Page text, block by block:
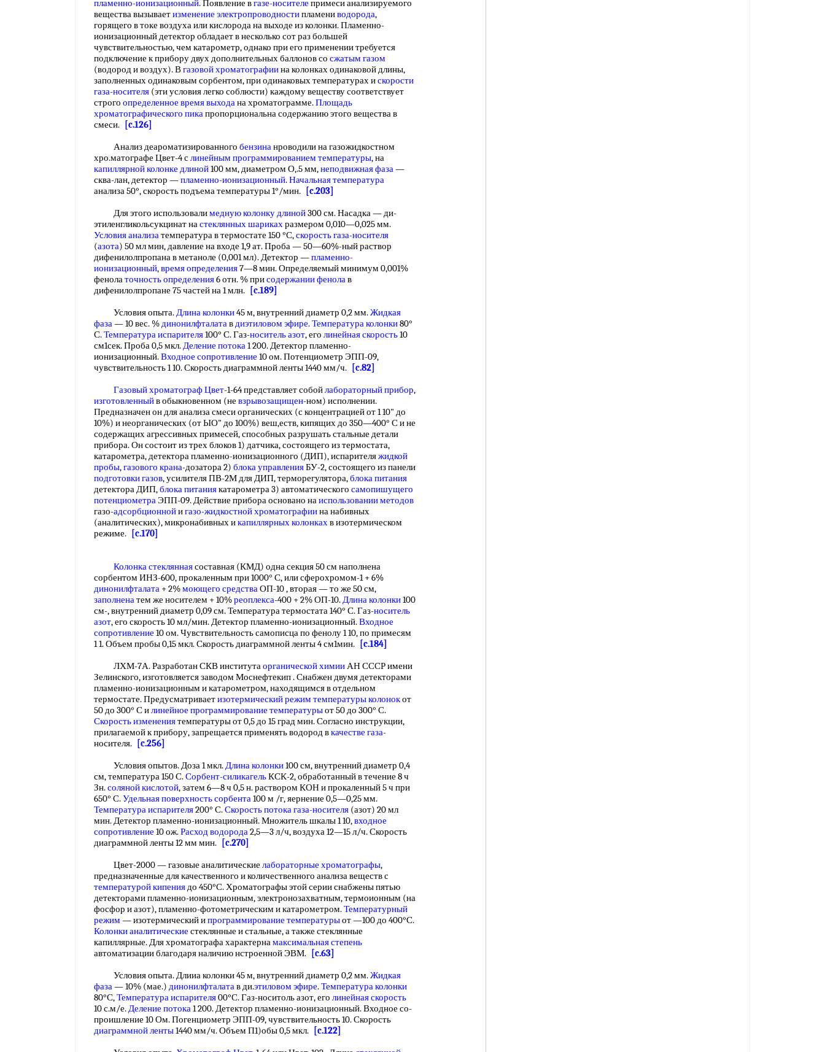
пламенно-ионизационный. Появление вгазе-носителе примеси анализируемого
вещества вызываетизменение электропроводностипламениводорода,
горящего в токе воздуха или кислорода на выходе из колонки. Пламенно-
ионизационный детектор обладает в несколько сот раз большей
чувствительностью, чем катарометр, однако при его применении требуется
подключение к прибору двух дополнительных баллонов со сжатым газом
(водород и воздух). Вгазовой хроматографиина колонках одинаковой длины,
заполненных одинаковым сорбентом, при одинаковых температурах искорости
газа-носителя (эти условия легко соблюсти) каждому веществу соответствует
строго определенное времявыходана хроматограмме.Площадь
хроматографического пикапропорциональна содержанию этого вещества в
смеси.
[c.126]
Анализ деароматизированного бензинанроводили на газожидкостном
хро.матографе Цвет-4 слинейным программированием температуры, на
капиллярной колонке длиной100 мм, диаметром О,.5 мм,неподвижная фаза—
сква-лан, детектор —пламенно-ионизационный.Начальная температура
анализа 50°, скорость подъема температуры 1°/мин.
[c.203]
Для этого использовалимедную колонкудлиной300 см. Насадка — ди-
этиленгликольсукцинат настеклянных шарикахразмером 0,010—0,025 мм.
Условия анализатемпература в термостате 150 °С,скорость газа-носителя
(азота) 50 мл мин, давление на входе 1,9 ат. Проба — 50—60%-ный раствор
дифенилолпропана в метаноле (0,001 мл). Детектор —пламенно-
ионизационный,время определения7—8 мин. Определяемый минимум 0,001%
фенолаточность определения6 отн. % присодержании фенолав
дифенилолпропане 75 частей на 1 млн.
[c.189]
Условия опыта.Длина колонки45 м, внутренний диаметр 0,2 мм.Жидкая
фаза— 10 вес. %динонилфталатавдиэтиловом эфире.Температура колонки80°
С.Температура испарителя100° С. Газ-носитель азот, его линейная скорость10
см1сек. Проба 0,5 мкл.Деление потока1 200. Детектор пламенно-
ионизационный.Входное сопротивление 10 ом. Потенциометр ЭПП-09,
чувствительность 1 10. Скорость диаграммной ленты 1440 мм/ч.
[c.82]
Газовый хроматограф Цвет-1-64 представляет собойлабораторный прибор,
изготовленныйв обыкновенном (не взрывозащищен-ном) исполнении.
Предназначен он для анализа смеси органических (с концентрацией от 1 10" до
10%) и неорганических (от ЫО" до 100%) веш,еств, кипящих до 350—400° С и не
содержащих агрессивных примесей, способных разрушать стальные детали
прибора. Он состоит из трех блоков 1) датчика, состоящего из термостата,
катарометра, детектора пламенно-ионизационного (ДИП), испарителяжидкой
пробы,газового крана-дозатора 2) блока управленияБУ-2, состоящего из панели
подготовки газов, усилителя ПВ-2М для ДИП, терморегулятора,блока питания
детектора ДИП,блока питаниякатарометра 3) автоматического самопишущего
потенциометраЭПП-09. Действие прибора основано наиспользовании методов
газо-адсорбционнойигазо-жидкостной хроматографиина набивных
(аналитических), микронабивных икапиллярных колонкахв изотермическом
режиме.
[c.170]
Колонка стекляннаясоставная (КМД) одна секция 50 см наполнена
сорбентом ИНЗ-600, прокаленным при 1000° С, или сферохромом-1 + 6%
динонилфталата + 2%моющего средстваОП-10 , вторая — то же 50 см,
заполненатем же носителем + 10%реоплекса-400 + 2% ОП-10.Длина колонки100
см-, внутренний диаметр 0,09 см. Температура термостата 140° С. Газ-носитель
азот, его скорость 10 мл/мин. Детектор пламенно-ионизационный.Входное
сопротивление 10 ом. Чувствительность самописца по фенолу 1 10, по примесям
1 1. Объем пробы 0,15 мкл. Скорость диаграммной ленты 4 см1мин.
[c.184]
ЛХМ-7А. Разработан СКВ институтаорганической химииАН СССР имени
Зелинского, изготовляется заводом Моснефтекип . Снабжен двумя детекторами
пламенно-ионизационным и катарометром, находящимся в отдельном
термостате. Предусматриваетизотермический режим температуры колонокот
50 до 300° С илинейное программирование температурыот 50 до 300° С.
Скорость изменениятемпературы от 0,5 до 15 град мин. Согласно инструкции,
прилагаемой к прибору, запрещается применять водород вкачестве газа-
носителя.
[c.256]
Условия опытов. Доза 1 мкл.Длина колонки100 см, внутренний диаметр 0,4
см, температура 150 С.Сорбент-силикагельКСК-2, обработанный в течение 8 ч
Зн.соляной кислотой, затем 6—8 ч 0,5 н. раствором КОН и прокаленный 5 ч при
650° С.Удельная поверхность сорбента100 м /г, яернение 0,5—0,25 мм.
Температура испарителя200° С.Скорость потока газа-носителя (азот) 20 мл
мин. Детектор пламенно-ионизационный. Множитель шкалы 1 10,входное
сопротивление 10 ож.Расход водорода2,5—3 л/ч, воздуха 12—15 л/ч. Скорость
диаграммной ленты 12 мм мин.
[c.270]
Цвет-2000 — газовые аналитические лабораторные хроматографы,
предназначенные для качественного и количественного аналнза веществ с
температурой кипениядо 450°С. Хроматографы этой серии снабжены пятью
детекторами пламенно-ионизационным, электронозахватным, термоионным (на
фосфор и азот), пламенно-фотометрическим и катарометром.Температурный
режим — изотермический ипрограммирование температурыот —100 до 400°С.
Колонки аналитические стеклянные и стальные, а также стеклянные
капиллярные. Для хроматографа характернамаксимальная степень
автоматизации благодаря наличию нстроенной ЭВМ.
[c.63]
Условия опыта. Длииа колонки 45 м, внутренний диаметр 0,2 мм.Жидкая
фаза— 10% (мае.) динонилфталатав ди.этиловом эфире.Температура колонки
80°С,Температура испарителя00°С. Газ-носитоль азот, его линейная скорость
10 с.м/е.Деление потока1 200. Детектор пламенно-ионизационный. Входное со-
проишление 10 Ом. Погенциометр ЭПП-09, чувствительность 10. Скорость
диаграммной ленты1440 мм/ч. Объем П1)обы 0,5 мкл.
[c.122]